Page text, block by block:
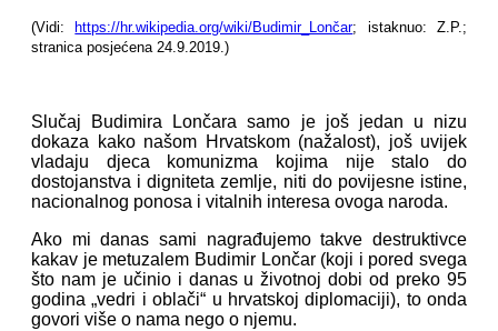
(Vidi: https://hr.wikipedia.org/wiki/Budimir_Lončar; istaknuo: Z.P.;
stranica posjećena 24.9.2019.)
Slučaj Budimira Lončara samo je još jedan u nizu
dokaza kako našom Hrvatskom (nažalost), još uvijek
vladaju djeca komunizma kojima nije stalo do
dostojanstva i digniteta zemlje, niti do povijesne istine,
nacionalnog ponosa i vitalnih interesa ovoga naroda.
Ako mi danas sami nagrađujemo takve destruktivce
kakav je metuzalem Budimir Lončar (koji i pored svega
što nam je učinio i danas u životnoj dobi od preko 95
godina „vedri i oblači“ u hrvatskoj diplomaciji), to onda
govori više o nama nego o njemu.